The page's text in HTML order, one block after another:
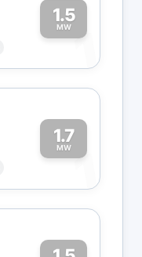
1.5
MW1
1.7
MW1